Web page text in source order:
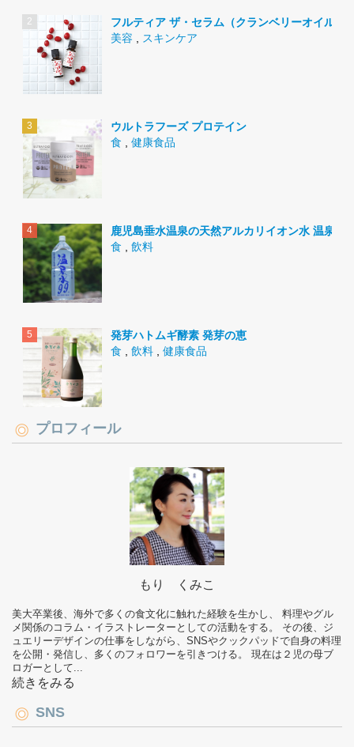
フルティア ザ・セラム（クランベリーオイル）
美容
スキンケア
ウルトラフーズ プロテイン
食
健康食品
鹿児島垂水温泉の天然アルカリイオン水 温泉水
食
飲料
発芽ハトムギ酵素 発芽の恵
食
飲料 健康食品
プロフィール
もり くみこ
美大卒業後、海外で多くの食文化に触れた経験を生かし、 料理やグル
メ関係のコラム・イラストレーターとしての活動をする。 その後、ジ
ュエリーデザインの仕事をしながら、SNSやクックパッドで自身の料理
を公開・発信し、多くのフォロワーを引きつける。 現在は２児の母ブ
ロガーとして...
続きをみる
SNS